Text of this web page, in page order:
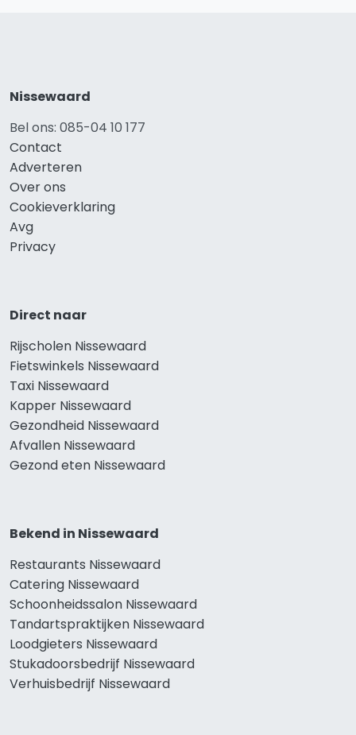
Nissewaard
Bel ons: 085-04 10 177
Contact
Adverteren
Over ons
Cookieverklaring
Avg
Privacy
Direct naar
Rijscholen Nissewaard
Fietswinkels Nissewaard
Taxi Nissewaard
Kapper Nissewaard
Gezondheid Nissewaard
Afvallen Nissewaard
Gezond eten Nissewaard
Bekend in Nissewaard
Restaurants Nissewaard
Catering Nissewaard
Schoonheidssalon Nissewaard
Tandartspraktijken Nissewaard
Loodgieters Nissewaard
Stukadoorsbedrijf Nissewaard
Verhuisbedrijf Nissewaard